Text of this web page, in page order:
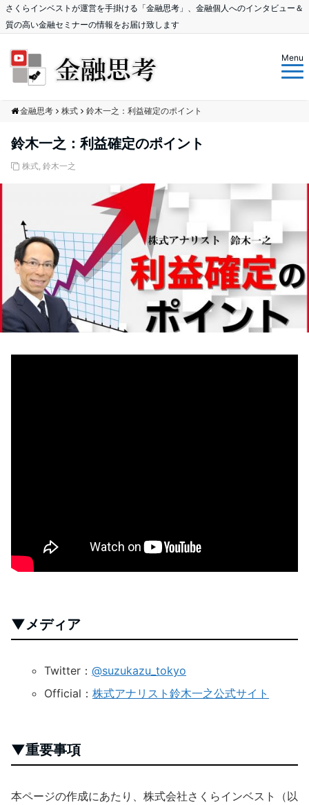
さくらインベストが運営を手掛ける「金融思考」、金融個人へのインタビュー＆
質の高い金融セミナーの情報をお届け致します
Menu
金融思考 株式 鈴木一之：利益確定のポイント
鈴木一之：利益確定のポイント
株式, 鈴木一之
▼メディア
Twitter： @suzukazu_tokyo
Official： 株式アナリスト鈴木一之公式サイト
▼重要事項
本ページの作成にあたり、株式会社さくらインベスト（以